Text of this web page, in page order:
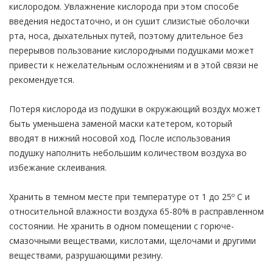
кислородом. Увлажнение кислорода при этом способе
введения недостаточно, и он сушит слизистые оболочки
рта, носа, дыхательных путей, поэтому длительное без
перерывов пользование кислородными подушками может
привести к нежелательным осложнениям и в этой связи не
рекомендуется.
Потеря кислорода из подушки в окружающий воздух может
быть уменьшена заменой маски катетером, который
вводят в нижний носовой ход. После использования
подушку наполнить небольшим количеством воздуха во
избежание склеивания.
Хранить в темном месте при температуре от 1 до 25º С и
относительной влажности воздуха 65-80% в расправленном
состоянии. Не хранить в одном помещении с горюче-
смазочными веществами, кислотами, щелочами и другими
веществами, разрушающими резину.